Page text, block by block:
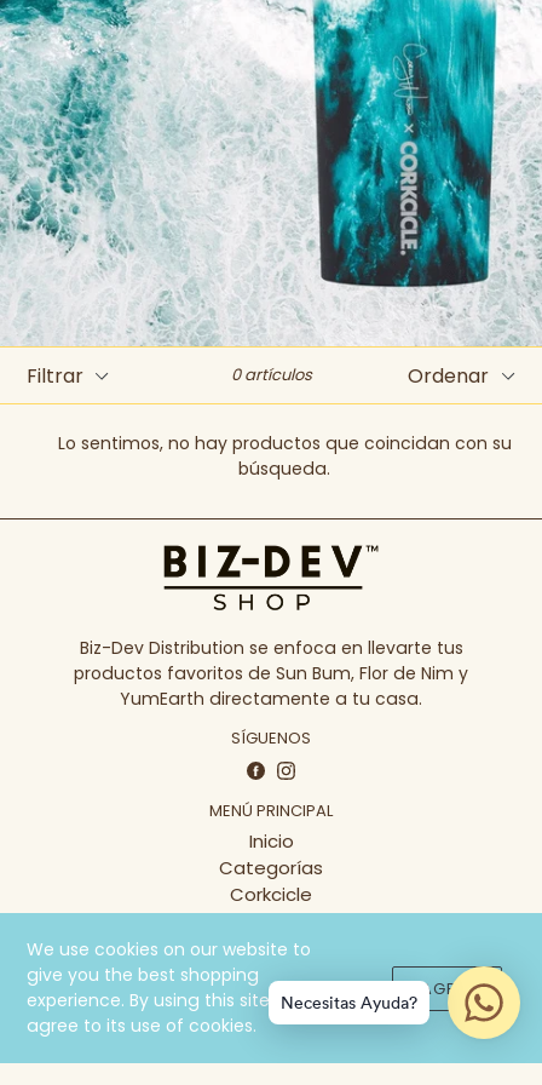
0 artículos
Lo sentimos, no hay productos que coincidan con su
búsqueda.
Biz-Dev Distribution se enfoca en llevarte tus
productos favoritos de Sun Bum, Flor de Nim y
YumEarth directamente a tu casa.
SÍGUENOS
Facebook
Instagram
MENÚ PRINCIPAL
Inicio
Categorías
Corkcicle
Contacto
MENÚ
Búsqueda
FAQ Sun Bum
We use cookies on our website to
give you the best shopping
experience. By using this site, you
agree to its use of cookies.
I AGREE!
Necesitas Ayuda?